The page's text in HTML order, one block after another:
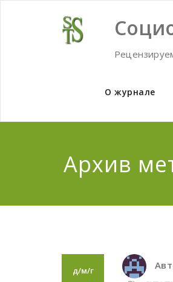
О журнале
Архив
д/м/г